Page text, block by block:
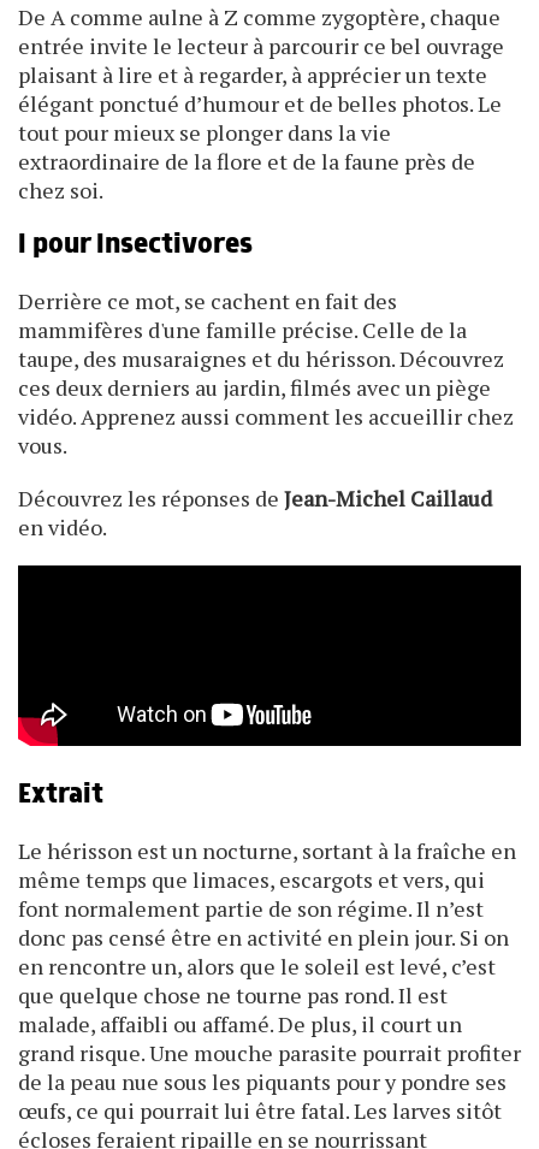
De A comme aulne à Z comme zygoptère, chaque
entrée invite le lecteur à parcourir ce bel ouvrage
plaisant à lire et à regarder, à apprécier un texte
élégant ponctué d’humour et de belles photos. Le
tout pour mieux se plonger dans la vie
extraordinaire de la flore et de la faune près de
chez soi.
I pour Insectivores
Derrière ce mot, se cachent en fait des
mammifères d'une famille précise. Celle de la
taupe, des musaraignes et du hérisson. Découvrez
ces deux derniers au jardin, filmés avec un piège
vidéo. Apprenez aussi comment les accueillir chez
vous.
Découvrez les réponses de Jean-Michel Caillaud
en vidéo.
Extrait
Le hérisson est un nocturne, sortant à la fraîche en
même temps que limaces, escargots et vers, qui
font normalement partie de son régime. Il n’est
donc pas censé être en activité en plein jour. Si on
en rencontre un, alors que le soleil est levé, c’est
que quelque chose ne tourne pas rond. Il est
malade, affaibli ou affamé. De plus, il court un
grand risque. Une mouche parasite pourrait profiter
de la peau nue sous les piquants pour y pondre ses
œufs, ce qui pourrait lui être fatal. Les larves sitôt
écloses feraient ripaille en se nourrissant